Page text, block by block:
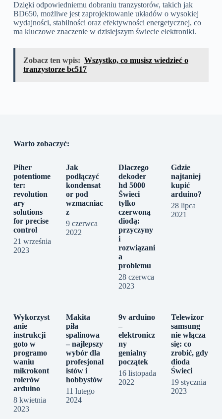
Dzięki odpowiedniemu dobraniu tranzystorów, takich jak
BD650, możliwe jest zaprojektowanie układów o wysokiej
wydajności, stabilności oraz efektywności energetycznej, co
ma kluczowe znaczenie w dzisiejszym świecie elektroniki.
Zobacz ten wpis: Wszystko, co musisz wiedzieć o
tranzystorze bc517
Warto zobaczyć:
Piher
potentiome
ter:
revolution
ary
solutions
for precise
control
21 września
2023
Jak
podłączyć
kondensat
or pod
wzmacniac
z
9 czerwca
2022
Dlaczego
dekoder
hd 5000
Świeci
tylko
czerwoną
diodą:
przyczyny
i
rozwiązani
a
problemu
28 czerwca
2023
Gdzie
najtaniej
kupić
arduino?
28 lipca
2021
Wykorzyst
anie
instrukcji
goto w
programo
waniu
mikrokont
rolerów
arduino
8 kwietnia
2023
Makita
piła
spalinowa
– najlepszy
wybór dla
profesjonal
istów i
hobbystów
11 lutego
2024
9v arduino
–
elektronicz
ny
genialny
początek
16 listopada
2022
Telewizor
samsung
nie włącza
się: co
zrobić, gdy
dioda
Świeci
19 stycznia
2023